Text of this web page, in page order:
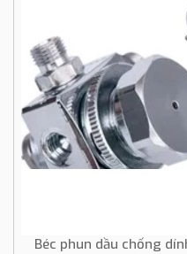
Béc phun dầu chống